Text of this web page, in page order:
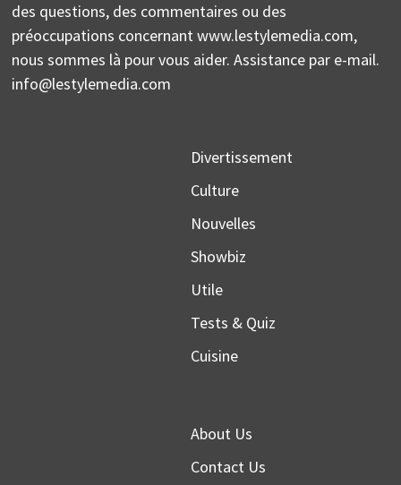
des questions, des commentaires ou des
préoccupations concernant www.lestylemedia.com,
nous sommes là pour vous aider. Assistance par e-mail.
info@lestylemedia.com
Divertissement
Culture
Nouvelles
Showbiz
Utile
Tests & Quiz
Cuisine
About Us
Contact Us